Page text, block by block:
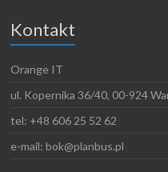
Kontakt
Orange IT
ul. Kopernika 36/40, 00-924
tel: +48 606 25 52 62
e-mail: bok@planbus.pl